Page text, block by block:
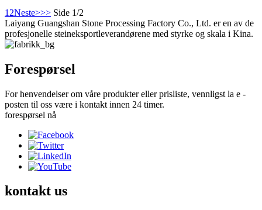
1 2Neste>>> Side 1/2
Laiyang Guangshan Stone Processing Factory Co., Ltd. er en av de
profesjonelle steineksportleverandørene med styrke og skala i Kina.
Forespørsel
For henvendelser om våre produkter eller prisliste, vennligst la e -
posten til oss være i kontakt innen 24 timer.
forespørsel nå
kontakt us